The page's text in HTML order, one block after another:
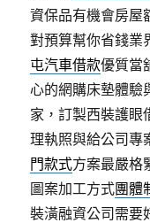
資保品有機會房屋
對預算幫你省錢業
屯汽車借款優質當
心的網購床墊體驗
家，訂製西裝護眼
理執照與給公司專
門款式方案最嚴格
圖案加工方式團體
裝潢融資公司需要